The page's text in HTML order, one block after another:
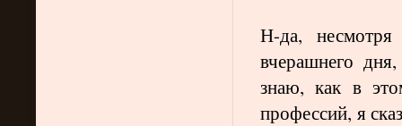
Н-да,
вчерашнего
знаю, как в
профессий, я